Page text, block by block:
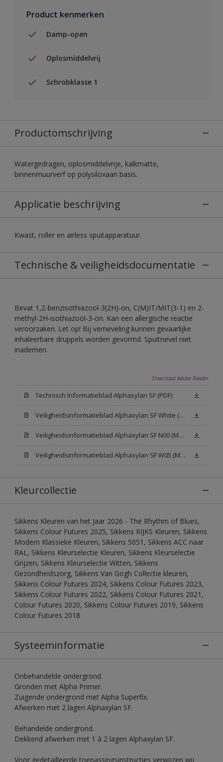
Product kenmerken
Damp-open
Oplosmiddelvrij
Schrobklasse 1
Productomschrijving
Watergedragen, oplosmiddelvrije, kalkmatte,
binnenmuurverf op polysiloxaan basis.
Applicatie beschrijving
Kwast, roller en airless spuitapparatuur.
Technische & veiligheidsdocumentatie
Bevat 1,2-benzisothiazool-3(2H)-on, C(M)IT/MIT(3-1) en 2-
methyl-2H-isothiazool-3-on. Kan een allergische reactie
veroorzaken. Let op! Bij verneveling kunnen gevaarlijke
inhaleerbare druppels worden gevormd. Spuitnevel niet
inademen.
Download Adobe Reader
Technisch Informatieblad Alphaxylan SF (PDF)
Veiligheidsinformatieblad Alphaxylan SF White (MSDS)
Veiligheidsinformatieblad Alphaxylan SF N00 (MSDS)
Veiligheidsinformatieblad Alphaxylan SF W05 (MSDS)
Kleurcollectie
Sikkens Kleuren van het Jaar 2026 - The Rhythm of Blues,
Sikkens Colour Futures 2025, Sikkens RIJKS Kleuren, Sikkens
Modern Klassieke Kleuren, Sikkens 5051, Sikkens ACC naar
RAL, Sikkens Kleurselectie Kleuren, Sikkens Kleurselectie
Grijzen, Sikkens Kleurselectie Witten, Sikkens
Gezondheidszorg, Sikkens Van Gogh Collectie kleuren,
Sikkens Colour Futures 2024, Sikkens Colour Futures 2023,
Sikkens Colour Futures 2022, Sikkens Colour Futures 2021,
Colour Futures 2020, Sikkens Colour Futures 2019, Sikkens
Colour Futures 2018
Systeeminformatie
Onbehandelde ondergrond.
Gronden met Alpha Primer.
Zuigende ondergrond met Alpha Superfix.
Afwerken met 2 lagen Alphaxylan SF.
Behandelde ondergrond.
Dekkend afwerken met 1 à 2 lagen Alphaxylan SF.
Voor gedetailleerde toepassingsinstructies verwijzen wij